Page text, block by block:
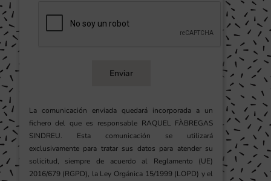
Enviar
La comunicación enviada quedará incorporada a un
fichero del que es responsable RAQUEL FÀBREGAS
SINDREU. Esta comunicación se utilizará
exclusivamente para tratar sus datos para atender su
solicitud, siempre de acuerdo al Reglamento (UE)
2016/679 (RGPD), la Ley Orgánica 15/1999 (LOPD) y el